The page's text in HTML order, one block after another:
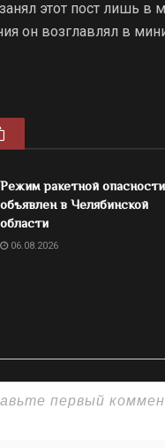
этот пост лишь в
он возглавлял в
Режим ракетной опасности
объявлен в Челябинской
области
06.08.2026